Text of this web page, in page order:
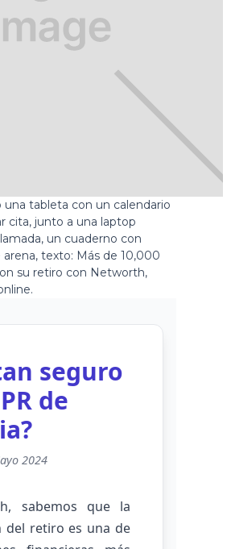
seguro
de
2024
sabemos que la
del retiro es una de